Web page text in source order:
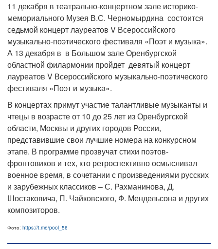
11 декабря в театрально-концертном зале историко-
мемориального Музея В.С. Черномырдина состоится
седьмой концерт лауреатов V Всероссийского
музыкально-поэтического фестиваля «Поэт и музыка».
А 13 декабря в в Большом зале Оренбургской
областной филармонии пройдет девятый концерт
лауреатов V Всероссийского музыкально-поэтического
фестиваля «Поэт и музыка».
В концертах примут участие талантливые музыканты и
чтецы в возрасте от 10 до 25 лет из Оренбургской
области, Москвы и других городов России,
представившие свои лучшие номера на конкурсном
этапе. В программе прозвучат стихи поэтов-
фронтовиков и тех, кто ретроспективно осмысливал
военное время, в сочетании с произведениями русских
и зарубежных классиков – С. Рахманинова, Д.
Шостаковича, П. Чайковского, Ф. Мендельсона и других
композиторов.
Фото: https://t.me/pool_56